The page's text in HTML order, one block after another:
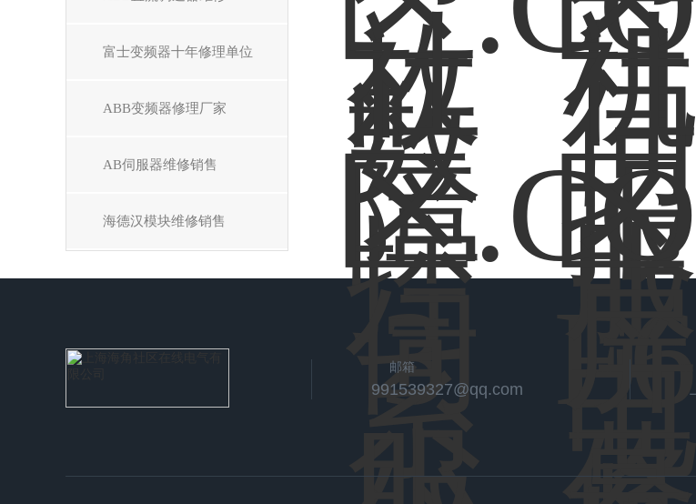
富士变频器十年修理单位
ABB变频器修理厂家
AB伺服器维修销售
海德汉模块维修销售
邮箱
991539327@qq.com